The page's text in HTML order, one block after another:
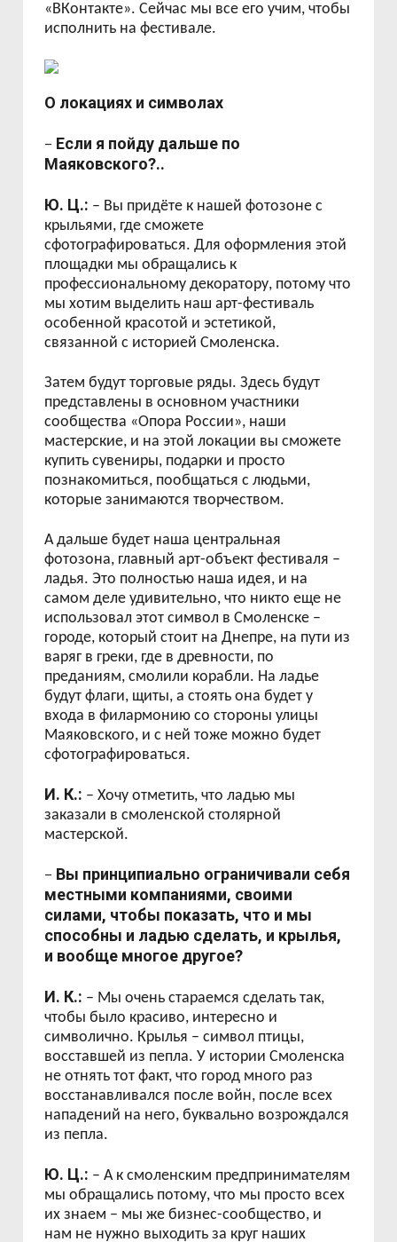
«ВКонтакте». Сейчас мы все его учим, чтобы
исполнить на фестивале.
О локациях и символах
– Если я пойду дальше по
Маяковского?..
Ю. Ц.: – Вы придёте к нашей фотозоне с
крыльями, где сможете
сфотографироваться. Для оформления этой
площадки мы обращались к
профессиональному декоратору, потому что
мы хотим выделить наш арт-фестиваль
особенной красотой и эстетикой,
связанной с историей Смоленска.
Затем будут торговые ряды. Здесь будут
представлены в основном участники
сообщества «Опора России», наши
мастерские, и на этой локации вы сможете
купить сувениры, подарки и просто
познакомиться, пообщаться с людьми,
которые занимаются творчеством.
А дальше будет наша центральная
фотозона, главный арт-объект фестиваля –
ладья. Это полностью наша идея, и на
самом деле удивительно, что никто еще не
использовал этот символ в Смоленске –
городе, который стоит на Днепре, на пути из
варяг в греки, где в древности, по
преданиям, смолили корабли. На ладье
будут флаги, щиты, а стоять она будет у
входа в филармонию со стороны улицы
Маяковского, и с ней тоже можно будет
сфотографироваться.
И. К.: – Хочу отметить, что ладью мы
заказали в смоленской столярной
мастерской.
– Вы принципиально ограничивали себя
местными компаниями, своими
силами, чтобы показать, что и мы
способны и ладью сделать, и крылья,
и вообще многое другое?
И. К.: – Мы очень стараемся сделать так,
чтобы было красиво, интересно и
символично. Крылья – символ птицы,
восставшей из пепла. У истории Смоленска
не отнять тот факт, что город много раз
восстанавливался после войн, после всех
нападений на него, буквально возрождался
из пепла.
Ю. Ц.: – А к смоленским предпринимателям
мы обращались потому, что мы просто всех
их знаем – мы же бизнес-сообщество, и
нам не нужно выходить за круг наших